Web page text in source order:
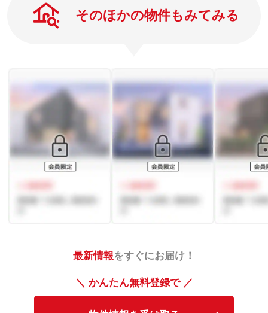
そのほかの物件もみてみる
最新情報をすぐにお届け！
＼ かんたん無料登録で ／